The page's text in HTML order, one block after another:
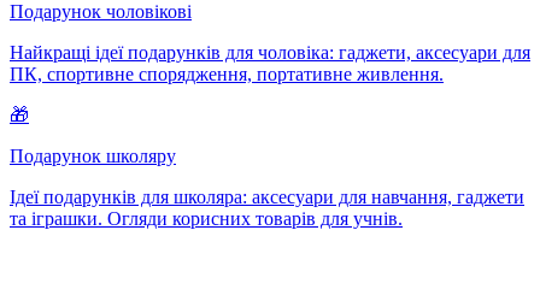
Подарунок чоловікові
Найкращі ідеї подарунків для чоловіка: гаджети, аксесуари для
ПК, спортивне спорядження, портативне живлення.
🎁
Подарунок школяру
Ідеї подарунків для школяра: аксесуари для навчання, гаджети
та іграшки. Огляди корисних товарів для учнів.